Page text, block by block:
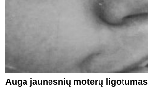
Auga jaunesnių moterų ligotumas